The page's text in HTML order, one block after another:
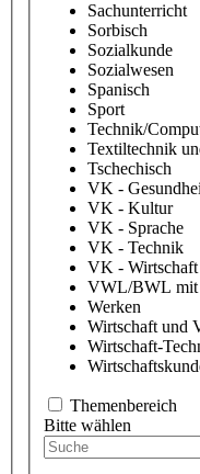
Sachunterricht
Sorbisch
Sozialkunde
Sozialwesen
Spanisch
Sport
Technik/
Textiltechnik
Tschechisch
VK -
VK - Kultur
VK - Sprache
VK - Technik
VK - Wirtschaft
VWL/BWL mit
Werken
Wirtschaft und
Wirtschaft-
Themenbereich
Bitte wählen